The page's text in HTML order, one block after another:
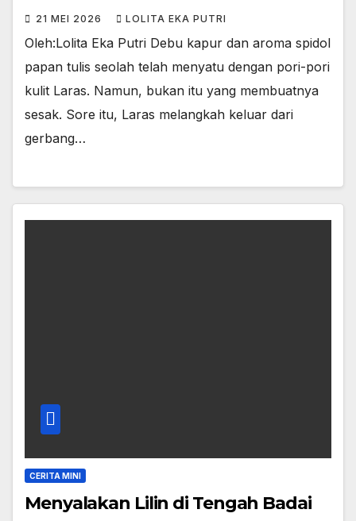
21 MEI 2026 LOLITA EKA PUTRI
Oleh:Lolita Eka Putri Debu kapur dan aroma spidol
papan tulis seolah telah menyatu dengan pori-pori
kulit Laras. Namun, bukan itu yang membuatnya
sesak. Sore itu, Laras melangkah keluar dari
gerbang…
CERITA MINI
Menyalakan Lilin di Tengah Badai